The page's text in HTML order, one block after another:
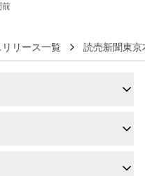
前
リース一覧 読売新聞東京